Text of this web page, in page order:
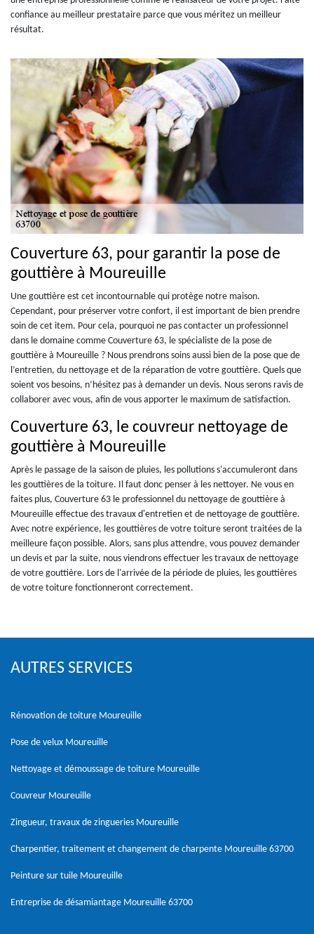
confiance au meilleur prestataire parce que vous méritez un meilleur
résultat.
Couverture 63, pour garantir la pose de
gouttière à Moureuille
Une gouttière est cet incontournable qui protège notre maison.
Cependant, pour préserver votre confort, il est important de bien prendre
soin de cet item. Pour cela, pourquoi ne pas contacter un professionnel
dans le domaine comme Couverture 63, le spécialiste de la pose de
gouttière à Moureuille ? Nous prendrons soins aussi bien de la pose que de
l’entretien, du nettoyage et de la réparation de votre gouttière. Quels que
soient vos besoins, n’hésitez pas à demander un devis. Nous serons ravis de
collaborer avec vous, afin de vous apporter le maximum de satisfaction.
Couverture 63, le couvreur nettoyage de
gouttière à Moureuille
Après le passage de la saison de pluies, les pollutions s'accumuleront dans
les gouttières de la toiture. Il faut donc penser à les nettoyer. Ne vous en
faites plus, Couverture 63 le professionnel du nettoyage de gouttière à
Moureuille effectue des travaux d'entretien et de nettoyage de gouttière.
Avec notre expérience, les gouttières de votre toiture seront traitées de la
meilleure façon possible. Alors, sans plus attendre, vous pouvez demander
un devis et par la suite, nous viendrons effectuer les travaux de nettoyage
de votre gouttière. Lors de l'arrivée de la période de pluies, les gouttières
de votre toiture fonctionneront correctement.
AUTRES SERVICES
Rénovation de toiture Moureuille
Pose de velux Moureuille
Nettoyage et démoussage de toiture Moureuille
Couvreur Moureuille
Zingueur, travaux de zingueries Moureuille
Charpentier, traitement et changement de charpente Moureuille 63700
Peinture sur tuile Moureuille
Entreprise de désamiantage Moureuille 63700